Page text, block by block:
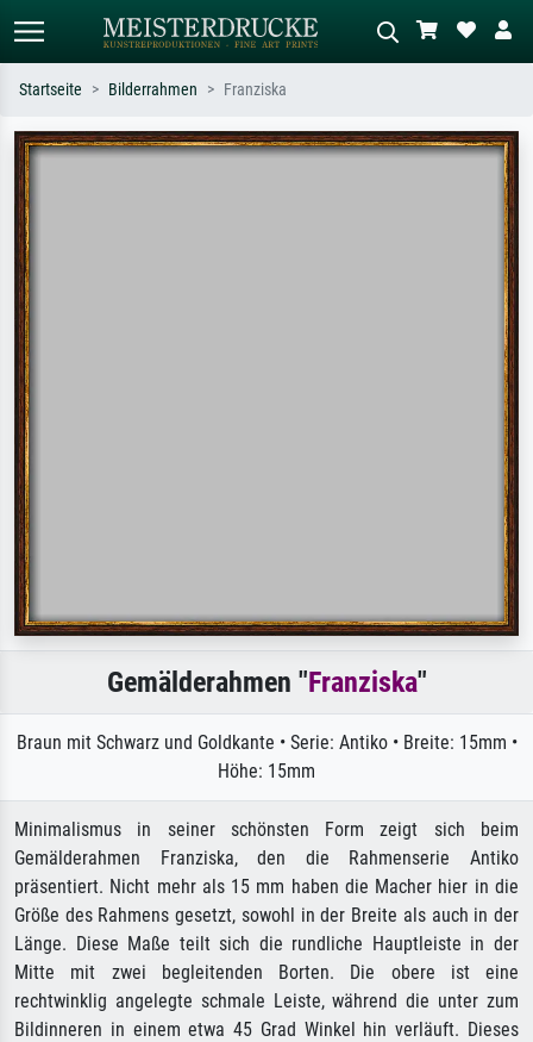
Standardsuche KI-Bildersuche
Suchen Sie nach Künstlern, Werktiteln
Sternennacht, Impressionismus, Welle
Beschreiben Sie die Szene – z.B. Grüne
Wiese, Abstrakt mit viel Rot, Dunkles
Ölgemälde, Stehender Akt neben einem
Startseite Bilderrahmen Franziska
Gemälderahmen "Franziska"
Braun mit Schwarz und Goldkante • Serie: Antiko • Breite: 15mm •
Höhe: 15mm
Minimalismus in seiner schönsten Form zeigt sich beim
Gemälderahmen Franziska, den die Rahmenserie Antiko
präsentiert. Nicht mehr als 15 mm haben die Macher hier in die
Größe des Rahmens gesetzt, sowohl in der Breite als auch in der
Länge. Diese Maße teilt sich die rundliche Hauptleiste in der
Mitte mit zwei begleitenden Borten. Die obere ist eine
rechtwinklig angelegte schmale Leiste, während die unter zum
Bildinneren in einem etwa 45 Grad Winkel hin verläuft. Dieses